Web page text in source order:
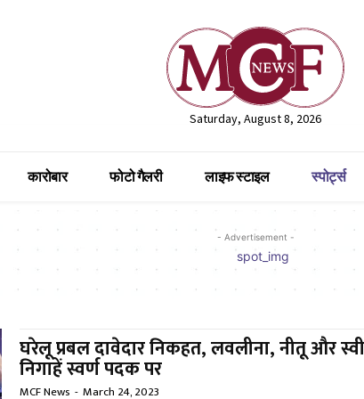
Saturday, August 8, 2026
कारोबार फोटो गैलरी लाइफ स्टाइल स्पोर्ट्स
- Advertisement -
घरेलू प्रबल दावेदार निकहत, लवलीना, नीतू और
निगाहें स्वर्ण पदक पर
MCF News - March 24, 2023